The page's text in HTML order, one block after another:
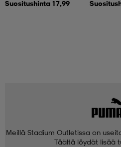
Suositushinta 17,99
Meillä Stadium Outletissa on
Täältä löydät lisää